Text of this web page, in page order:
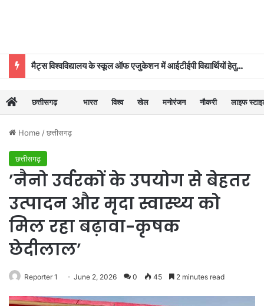
मैट्स विश्वविद्यालय के स्कूल ऑफ एजुकेशन में आईटीईपी विद्यार्थियों हेतु ‘दीक्षारंभ–2026’ का शुभारंभ
छत्तीसगढ़ भारत विश्व खेल मनोरंजन नौकरी लाइफ
Home /छत्तीसगढ़
छत्तीसगढ़
’नैनो उर्वरकों के उपयोग से बेहतर
उत्पादन और मृदा स्वास्थ्य को
मिल रहा बढ़ावा-कृषक
छेदीलाल’
Reporter 1 June 2, 2026 0 45 2 minutes read